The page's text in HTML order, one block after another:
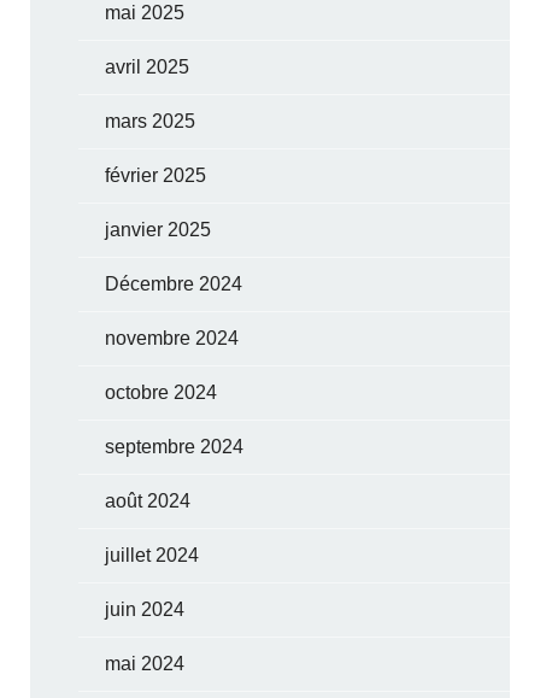
mai 2025
avril 2025
mars 2025
février 2025
janvier 2025
Décembre 2024
novembre 2024
octobre 2024
septembre 2024
août 2024
juillet 2024
juin 2024
mai 2024